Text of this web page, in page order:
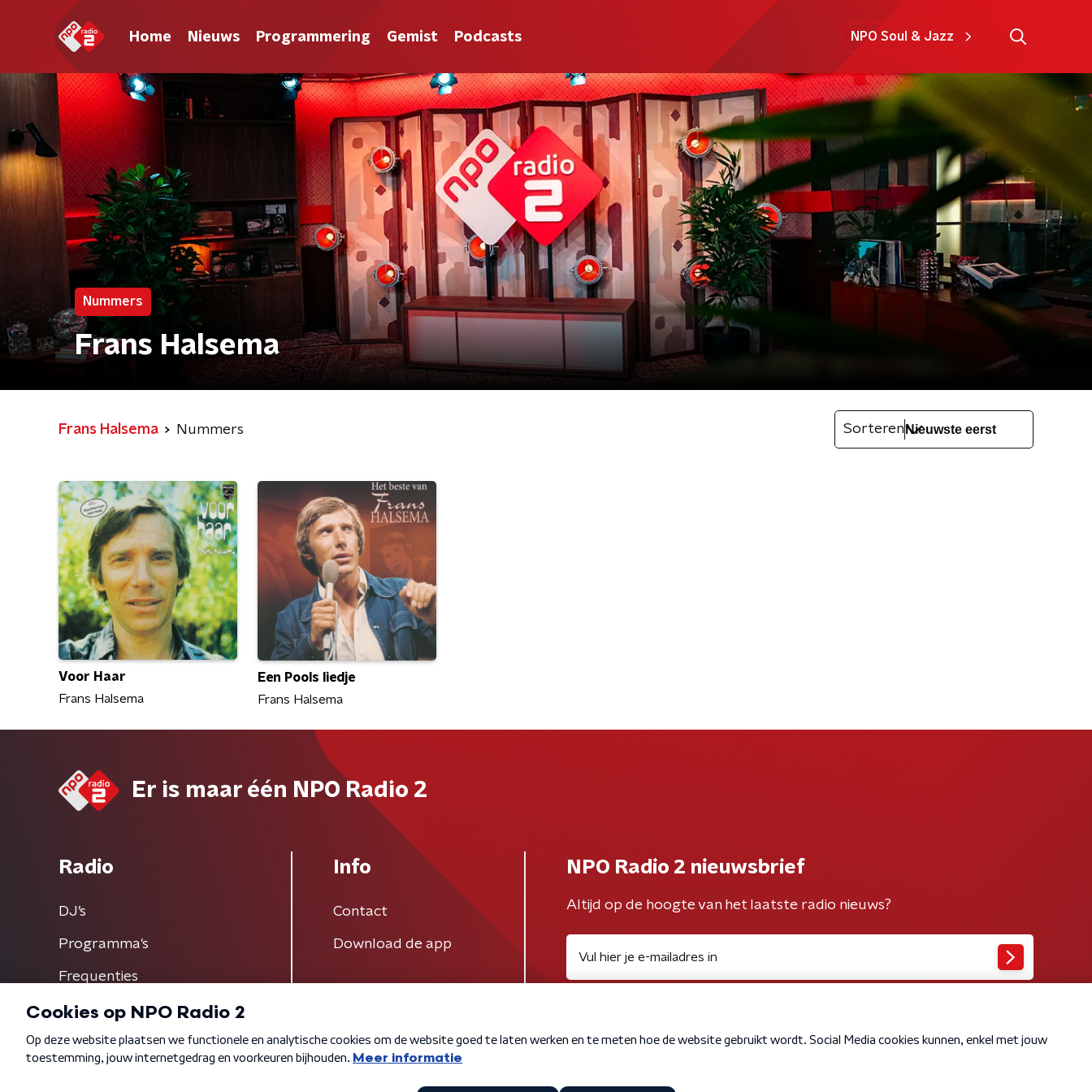
Home Nieuws Programmering Gemist Podcasts NPO Soul & Jazz
Nummers
Frans Halsema
Frans Halsema Nummers Sorteren
Voor Haar
Frans Halsema
Een Pools liedje
Frans Halsema
Er is maar één NPO Radio 2
Radio
DJ’s
Programma's
Frequenties
Info
Contact
Download de app
NPO Radio 2 nieuwsbrief
Altijd op de hoogte van het laatste radio nieuws?
Algemene voorwaarden Privacybeleid